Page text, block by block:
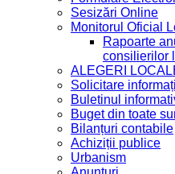
Sesizări Online
Monitorul Oficial
Rapoarte
consilierilor
ALEGERI
Solicitare
Buletinul
Buget din toate
Bilanțuri contabile
Achiziții publice
Urbanism